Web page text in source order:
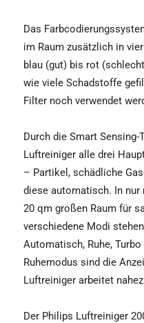
Das
im Raum zusätzlich in
blau (gut) bis rot
wie viele Schadstoffe
Filter noch verwendet
Durch die Smart
Luftreiniger alle drei
– Partikel, schädliche
diese automatisch. In
20 qm großen Raum für
verschiedene Modi
Automatisch, Ruhe,
Ruhemodus sind die
Luftreiniger arbeitet
Der Philips Luftreiniger